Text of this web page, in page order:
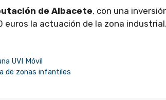
de Albacete, con una
euros la actuación de la zona industrial.
UVI Móvil
de zonas infantiles